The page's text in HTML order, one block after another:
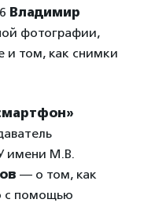
Владимир
фотографии,
и том, как снимки
имени М.В.
— о том, как
с помощью